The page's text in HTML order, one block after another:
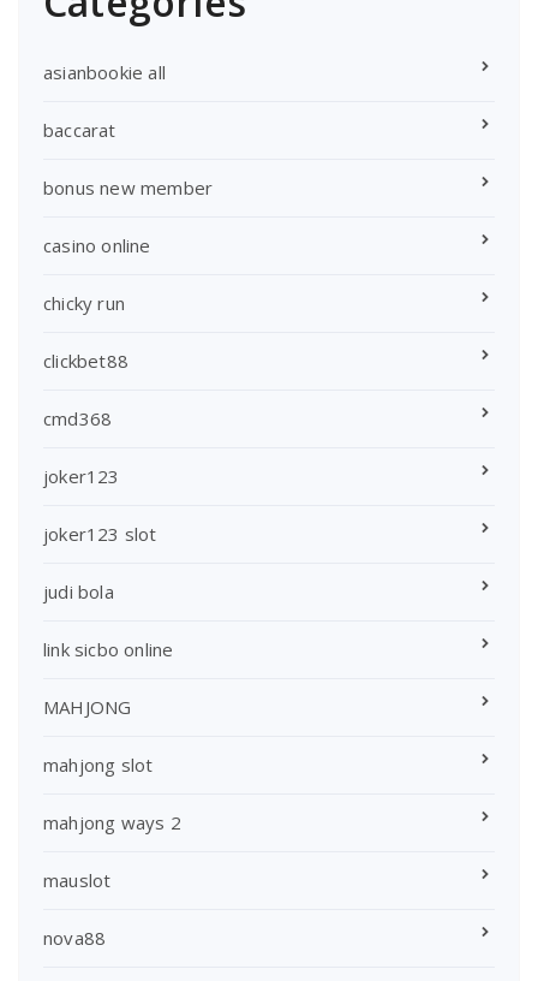
asianbookie all
baccarat
bonus new member
casino online
chicky run
clickbet88
cmd368
joker123
joker123 slot
judi bola
link sicbo online
MAHJONG
mahjong slot
mahjong ways 2
mauslot
nova88